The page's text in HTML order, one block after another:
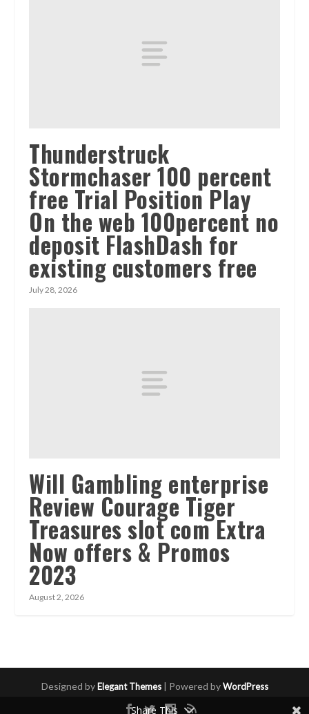
Thunderstruck
Stormchaser 100 percent
free Trial Position Play
On the web 100percent no
deposit FlashDash for
existing customers free
July 28, 2026
Will Gambling enterprise
Review Courage Tiger
Treasures slot com Extra
Now offers & Promos
2023
August 2, 2026
Designed by Elegant Themes| Powered byWordPress
Share This